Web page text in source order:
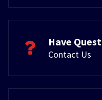
Have
Contact Us